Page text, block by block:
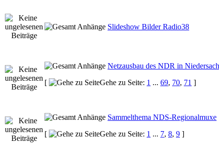
Slideshow Bilder Radio38
Netzausbau des NDR in
[
Gehe zu Seite: 1 ... 69, 70, 71 ]
Sammelthema NDS-Regionalmuxe
[
Gehe zu Seite: 1 ... 7, 8, 9 ]